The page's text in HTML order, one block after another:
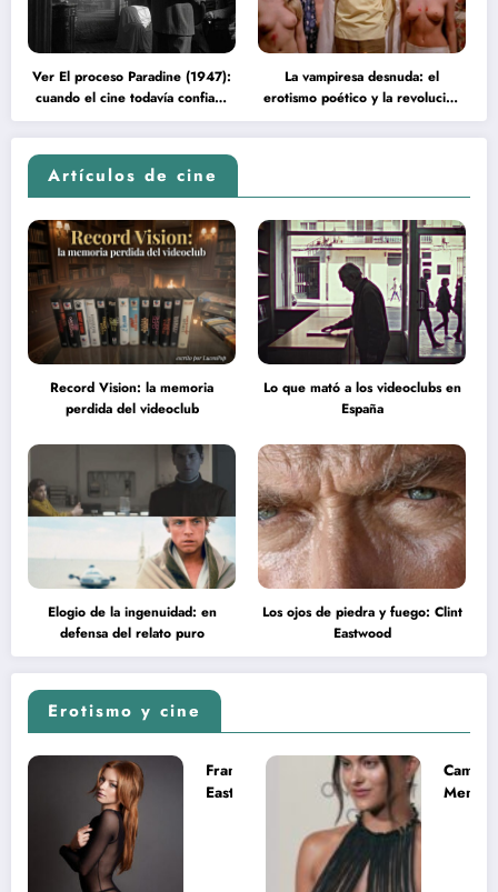
Ver El proceso Paradine (1947):
cuando el cine todavía confiaba
en la inteligencia del espectador
La vampiresa desnuda: el
erotismo poético y la revolución
psicodélica de Jean Rollin
Artículos de cine
Record Vision: la memoria
perdida del videoclub
Lo que mató a los videoclubs en
España
Elogio de la ingenuidad: en
defensa del relato puro
Los ojos de piedra y fuego: Clint
Eastwood
Erotismo y cine
Francesca
Eastwood y
Camila
Mendes